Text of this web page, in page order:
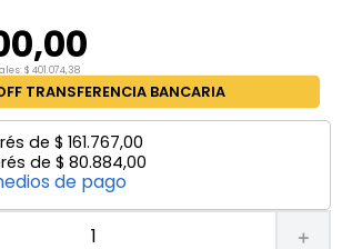
,00
$ 401.074,38
TRANSFERENCIA BANCARIA
de $ 161.767,00
de $ 80.884,00
de pago
＋